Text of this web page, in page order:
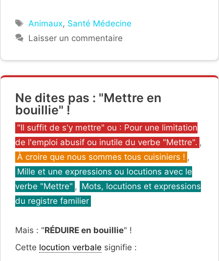
Étiquettes
Animaux, Santé Médecine
Laisser un commentaire
Ne dites pas : "Mettre en
bouillie" !
Catégories
"Il suffit de s'y mettre" ou : Pour une limitation
de l'emploi abusif ou inutile du verbe "Mettre". ,
À croire que nous sommes tous cuisiniers ! ,
Mille et une expressions ou locutions avec le
verbe "Mettre" , Mots, locutions et expressions
du registre familier
Mais : "RÉDUIRE en bouillie" !
Cette locution verbale signifie :